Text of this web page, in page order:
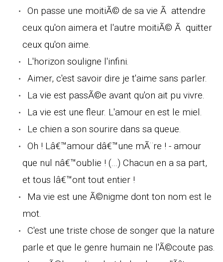
On passe une moitiÃ© de sa vie Ã attendre
ceux qu'on aimera et l'autre moitiÃ© Ã quitter
ceux qu'on aime.
L'horizon souligne l'infini.
Aimer, c'est savoir dire je t'aime sans parler.
La vie est passÃ©e avant qu'on ait pu vivre.
La vie est une fleur. L'amour en est le miel.
Le chien a son sourire dans sa queue.
Oh ! Lâ€™amour dâ€™une mÃ¨re ! - amour
que nul nâ€™oublie ! (...) Chacun en a sa part,
et tous lâ€™ont tout entier !
Ma vie est une Ã©nigme dont ton nom est le
mot.
C'est une triste chose de songer que la nature
parle et que le genre humain ne l'Ã©coute pas.